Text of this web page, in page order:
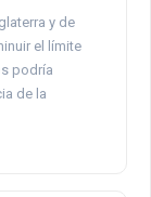
y de
el límite
podría
de la